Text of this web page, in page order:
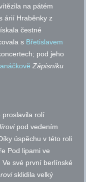
na pátém
árií Hraběnky z
čestné
s Břetislavem
pod jeho
Zápisníku
proslavila rolí
pod vedením
úspěchu v této roli
Pod lipami ve
své první berlínské
sklidila velký